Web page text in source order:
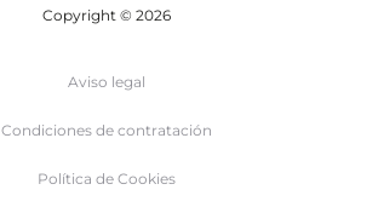
Copyright © 2026
Aviso legal
Condiciones de contratación
Política de Cookies